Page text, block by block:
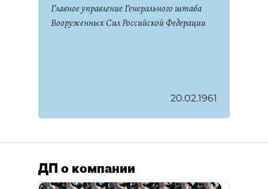
Главное управление Генерального штаба
Вооруженных Сил Российской Федерации
20.02.1961
ДП о компании